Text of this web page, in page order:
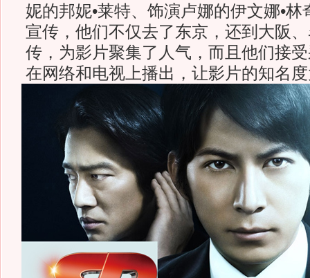
妮的邦妮•莱特、饰演卢娜的伊文娜•
宣传，他们不仅去了东京，还到大阪
传，为影片聚集了人气，而且他们接
在网络和电视上播出，让影片的知名